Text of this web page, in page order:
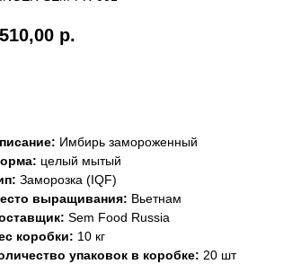
р.
Имбирь замороженный
целый мытый
Заморозка (IQF)
выращивания: Вьетнам
Sem Food Russia
коробки: 10 кг
упаковок в коробке: 20 шт